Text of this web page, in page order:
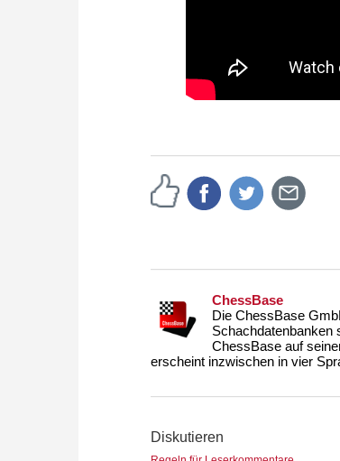
ChessBase
Die ChessBase
Schachdatenbanken
ChessBase auf
erscheint inzwischen in vier
Diskutieren